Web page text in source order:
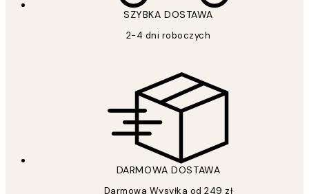
SZYBKA DOSTAWA
2-4 dni roboczych
DARMOWA DOSTAWA
Darmowa Wysyłka od 249 zł